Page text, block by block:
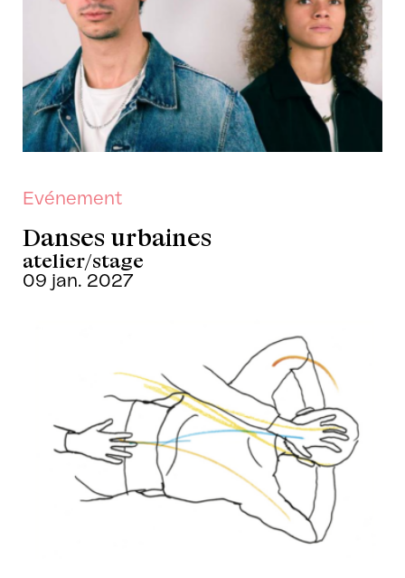
Evénement
Danses urbaines
atelier/stage
09 jan. 2027